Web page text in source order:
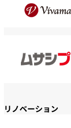
リノベーション